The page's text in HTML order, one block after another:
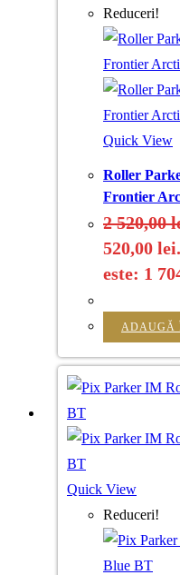
Reduceri!
Quick View
Roller
Frontier
2 520,00
520,00 lei.
este: 1
ADAUGĂ
Quick View
Reduceri!